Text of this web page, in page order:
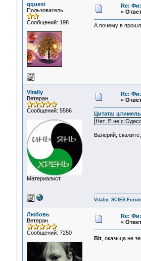
qquest
Пользователь
Сообщений: 198
Re:
«
А почему в
Vitaliy
Ветеран
Сообщений: 5586
Материалист
Re:
«
Цитата:
Нет. Я не с
Валерий,
Vitaliy: SCIES
Любовь
Ветеран
Сообщений: 7250
Re:
«
Bit, оказыца не